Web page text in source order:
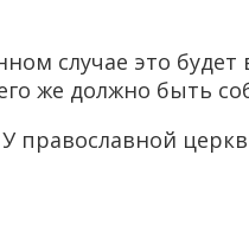
случае это
же должно быть
православной